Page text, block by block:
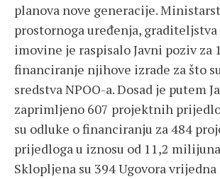
planova nove generacije.
prostornoga uređenja,
imovine je raspisalo Javni poziv za
financiranje njihove izrade za što
sredstva NPOO-a. Dosad je putem
zaprimljeno 607 projektnih
su odluke o financiranju za 484
prijedloga u iznosu od 11,2
Sklopljena su 394 Ugovora